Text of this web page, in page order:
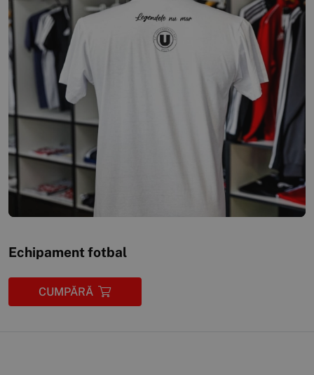
Echipament fotbal
CUMPĂRĂ